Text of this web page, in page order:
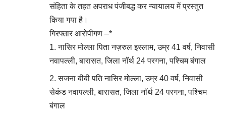
संहिता के तहत अपराध पंजीबद्ध कर न्यायालय में प्रस्तुत
किया गया है।
गिरफ्तार आरोपीगण –*
नासिर मोल्ला पिता नज़रुल इस्लाम, उम्र 41 वर्ष, निवासी
नवापल्ली, बारासत, जिला नॉर्थ 24 परगना, पश्चिम बंगाल
सजना बीबी पति नासिर मोल्ला, उम्र 40 वर्ष, निवासी
सेकंड नवापल्ली, बारासत, जिला नॉर्थ 24 परगना, पश्चिम
बंगाल